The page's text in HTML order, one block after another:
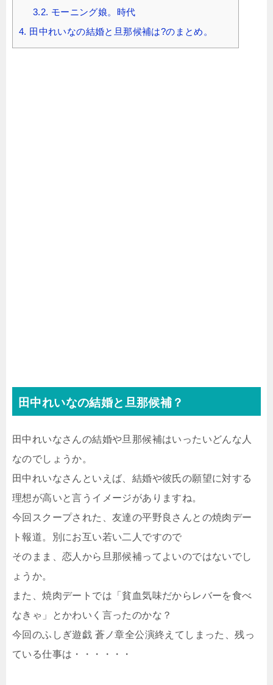
3.2. モーニング娘。時代
4. 田中れいなの結婚と旦那候補は?のまとめ。
田中れいなの結婚と旦那候補？
田中れいなさんの結婚や旦那候補はいったいどんな人
なのでしょうか。
田中れいなさんといえば、結婚や彼氏の願望に対する
理想が高いと言うイメージがありますね。
今回スクープされた、友達の平野良さんとの焼肉デー
ト報道。別にお互い若い二人ですので
そのまま、恋人から旦那候補ってよいのではないでし
ょうか。
また、焼肉デートでは「貧血気味だからレバーを食べ
なきゃ」とかわいく言ったのかな？
今回のふしぎ遊戯 蒼ノ章全公演終えてしまった、残っ
ている仕事は・・・・・・